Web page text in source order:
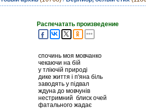
Распечатать произведение
спочинь моя мовчанко
чекаючи на бій
у тліючій природі
дике життя і п'яна біль
заводять у підвал
ждуна до мовчунів
нестримний блиск очей
фатального жадає